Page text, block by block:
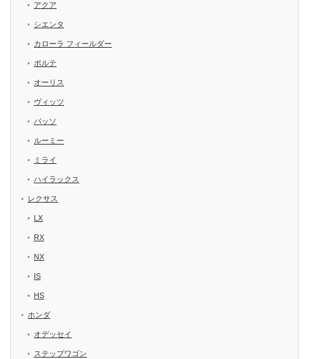
アクア
シエンタ
カローラ フィールダー
ポルテ
オーリス
ヴィッツ
パッソ
ルーミー
ミライ
ハイラックス
レクサス
LX
RX
NX
IS
HS
ホンダ
オデッセイ
ステップワゴン